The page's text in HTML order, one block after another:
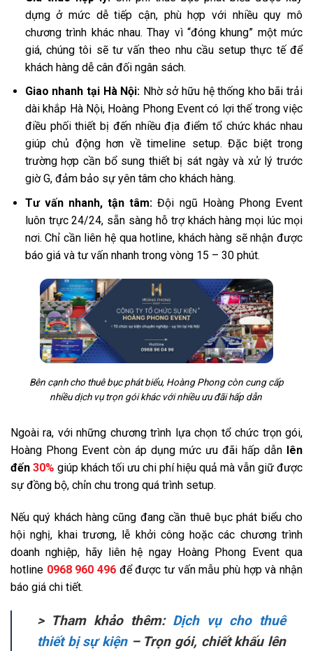
dựng ở mức dễ tiếp cận, phù hợp với nhiều quy mô
chương trình khác nhau. Thay vì “đóng khung” một mức
giá, chúng tôi sẽ tư vấn theo nhu cầu setup thực tế để
khách hàng dễ cân đối ngân sách.
Giao nhanh tại Hà Nội: Nhờ sở hữu hệ thống kho bãi trải
dài khắp Hà Nội, Hoàng Phong Event có lợi thế trong việc
điều phối thiết bị đến nhiều địa điểm tổ chức khác nhau
giúp chủ động hơn về timeline setup. Đặc biệt trong
trường hợp cần bổ sung thiết bị sát ngày và xử lý trước
giờ G, đảm bảo sự yên tâm cho khách hàng.
Tư vấn nhanh, tận tâm: Đội ngũ Hoàng Phong Event
luôn trực 24/24, sẵn sàng hỗ trợ khách hàng mọi lúc mọi
nơi. Chỉ cần liên hệ qua hotline, khách hàng sẽ nhận được
báo giá và tư vấn nhanh trong vòng 15 – 30 phút.
Bên cạnh cho thuê bục phát biểu, Hoàng Phong còn cung cấp
nhiều dịch vụ trọn gói khác với nhiều ưu đãi hấp dẫn
Ngoài ra, với những chương trình lựa chọn tổ chức trọn gói,
Hoàng Phong Event còn áp dụng mức ưu đãi hấp dẫn lên
đến 30% giúp khách tối ưu chi phí hiệu quả mà vẫn giữ được
sự đồng bộ, chỉn chu trong quá trình setup.
Nếu quý khách hàng cũng đang cần thuê bục phát biểu cho
hội nghị, khai trương, lễ khởi công hoặc các chương trình
doanh nghiệp, hãy liên hệ ngay Hoàng Phong Event qua
hotline 0968 960 496 để được tư vấn mẫu phù hợp và nhận
báo giá chi tiết.
> Tham khảo thêm: Dịch vụ cho thuê
thiết bị sự kiện– Trọn gói, chiết khấu lên